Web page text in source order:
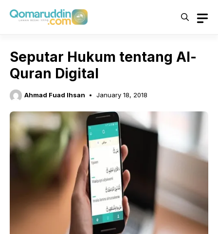
Seputar Hukum tentang Al-
Quran Digital
Ahmad Fuad Ihsan January 18, 2018